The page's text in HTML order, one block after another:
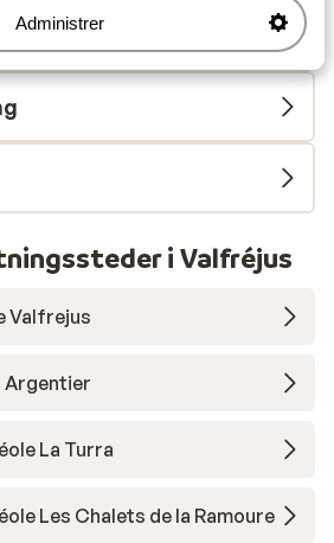
Administrer
i Valfréjus
Valfrejus
Argentier
La Turra
Les Chalets de la Ramoure